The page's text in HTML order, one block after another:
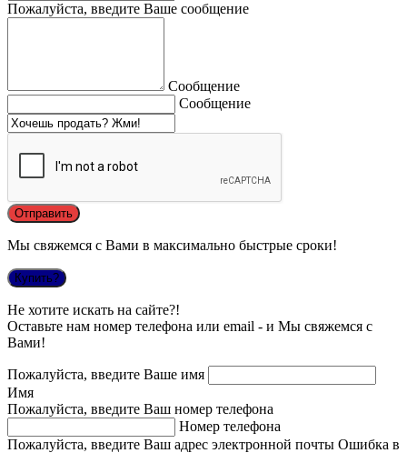
Пожалуйста, введите Ваше сообщение
Сообщение
Сообщение
Мы свяжемся с Вами в максимально быстрые сроки!
Купить?
Не хотите искать на сайте?!
Оставьте нам номер телефона или email - и Мы свяжемся с
Вами!
Пожалуйста, введите Ваше имя
Имя
Пожалуйста, введите Ваш номер телефона
Номер телефона
Пожалуйста, введите Ваш адрес электронной почты Ошибка в